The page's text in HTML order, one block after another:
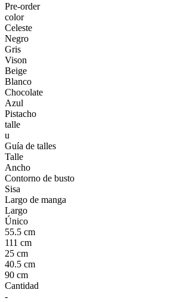
Pre-order
color
Celeste
Negro
Gris
Vison
Beige
Blanco
Chocolate
Azul
Pistacho
talle
u
Guía de talles
Talle
Ancho
Contorno de busto
Sisa
Largo de manga
Largo
Único
55.5 cm
111 cm
25 cm
40.5 cm
90 cm
Cantidad
-